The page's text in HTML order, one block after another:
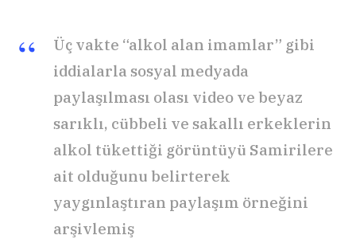
Üç vakte “alkol alan imamlar” gibi
iddialarla sosyal medyada
paylaşılması olası video ve beyaz
sarıklı, cübbeli ve sakallı erkeklerin
alkol tükettiği görüntüyü Samirilere
ait olduğunu belirterek
yaygınlaştıran paylaşım örneğini
arşivlemiş